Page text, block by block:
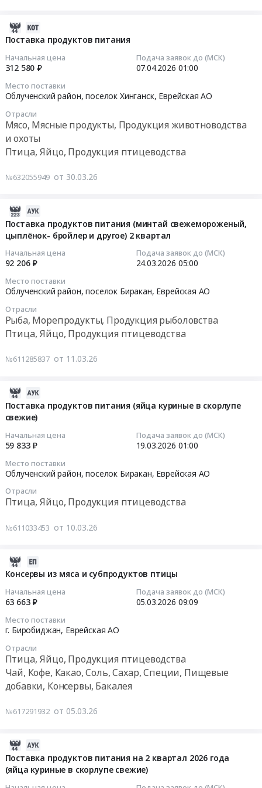
Поставка продуктов питания
Начальная цена
312 580 ₽
Подача заявок до (МСК)
07.04.2026 01:00
Место поставки
Облученский район, поселок Хинганск, Еврейская АО
Отрасли
Мясо, Мясные продукты, Продукция животноводства
и охоты
Птица, Яйцо, Продукция птицеводства
№632055949 от 30.03.26
Поставка продуктов питания (минтай свежемороженый,
цыплёнок- бройлер и другое) 2 квартал
Начальная цена
92 206 ₽
Подача заявок до (МСК)
24.03.2026 05:00
Место поставки
Облученский район, поселок Биракан, Еврейская АО
Отрасли
Рыба, Морепродукты, Продукция рыболовства
Птица, Яйцо, Продукция птицеводства
№611285837 от 11.03.26
Поставка продуктов питания (яйца куриные в скорлупе
свежие)
Начальная цена
59 833 ₽
Подача заявок до (МСК)
19.03.2026 01:00
Место поставки
Облученский район, поселок Биракан, Еврейская АО
Отрасли
Птица, Яйцо, Продукция птицеводства
№611033453 от 10.03.26
Консервы из мяса и субпродуктов птицы
Начальная цена
63 663 ₽
Подача заявок до (МСК)
05.03.2026 09:09
Место поставки
г. Биробиджан, Еврейская АО
Отрасли
Птица, Яйцо, Продукция птицеводства
Чай, Кофе, Какао, Соль, Сахар, Специи, Пищевые
добавки, Консервы, Бакалея
№617291932 от 05.03.26
Поставка продуктов питания на 2 квартал 2026 года
(яйца куриные в скорлупе свежие)